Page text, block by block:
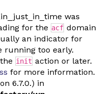
was
for the acf domain
an indicator for
running too early.
init action or later.
for more information.
6.7.0.) in